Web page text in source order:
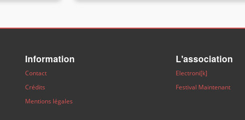
Information
Contact
Crédits
Mentions légales
L'association
Electroni[k]
Festival Maintenant